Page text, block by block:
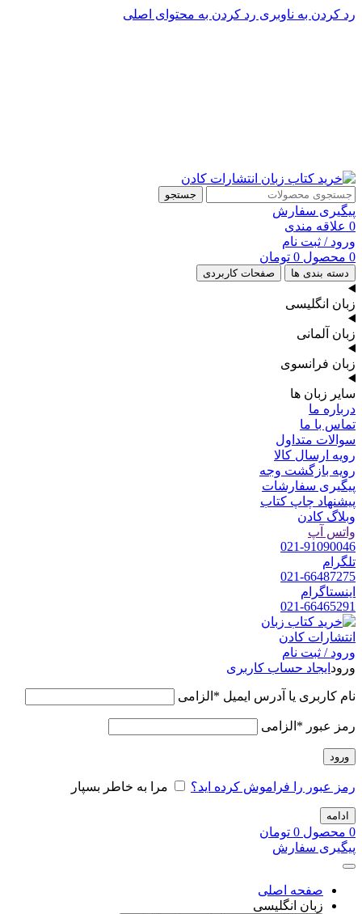
رد کردن به ناوبری رد کردن به محتوای اصلی
جستجو
پیگیری سفارش
0 علاقه مندی
ورود / ثبت نام
0 محصول 0 تومان
دسته بندی ها صفحات کاربردی
زبان انگلیسی
زبان آلمانی
زبان فرانسوی
سایر زبان ها
درباره ما
تماس با ما
سوالات متداول
رویه ارسال کالا
رویه بازگشت وجه
پیگیری سفارشات
پیشنهاد چاپ کتاب
وبلاگ کادن
واتس آپ
021-91090046
تلگرام
021-66487275
اینستاگرام
021-66465291
ورود / ثبت نام
ورود ایجاد حساب کاربری
نام کاربری یا آدرس ایمیل * الزامی
رمز عبور * الزامی
ورود
رمز عبور را فراموش کرده اید؟ مرا به خاطر بسپار
ادامه
0 محصول 0 تومان
پیگیری سفارش
صفحه اصلی
زبان انگلیسی